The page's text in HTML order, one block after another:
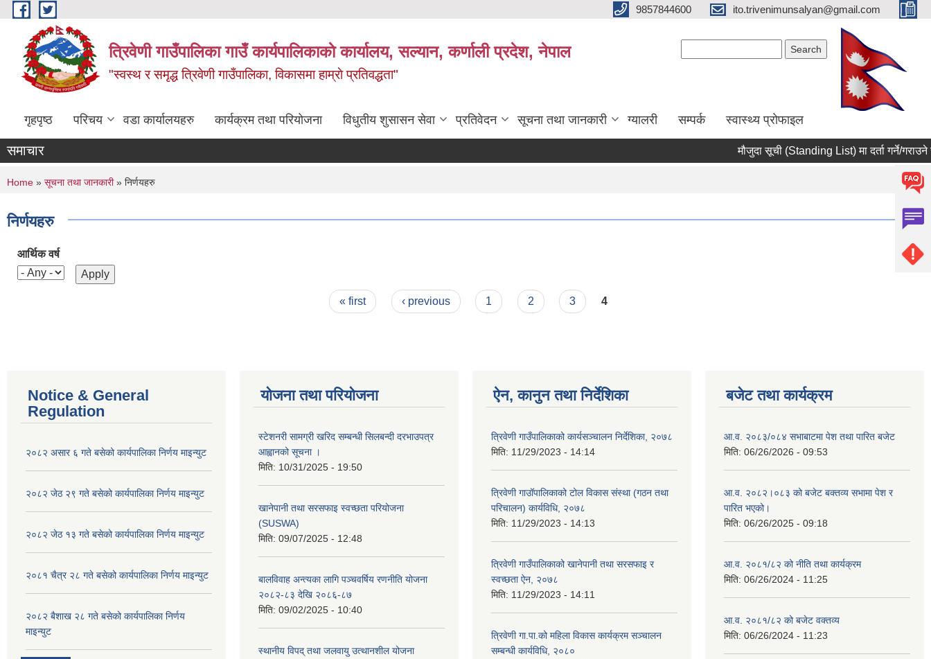
Skip to main content 9857844600 ito.trivenimunsalyan@gmail.com
त्रिवेणी गाउँपालिका गाउँ कार्यपालिकाकाे कार्यालय, सल्यान, कर्णाली प्रदेश, नेपाल
"स्वस्थ र समृद्ध त्रिवेणी गाउँपालिका, विकासमा हाम्राे प्रतिवद्धता"
गृहपृष्ठ परिचय वडा कार्यालयहरु कार्यक्रम तथा परियोजना विधुतीय शुसासन सेवा प्रतिवेदन सूचना तथा जानकारी ग्यालरी सम्पर्क स्वास्थ्य प्राेफाइल
समाचार मौजुदा सूची (Standing List) मा दर्ता गर्ने/गराउने
You are here
Home » सूचना तथा जानकारी» निर्णयहरु
निर्णयहरु
आर्थिक वर्ष
« first ‹ previous 1 2 3 4
Notice & General
Regulation
२०८२ असार ६ गते बसेको कार्यपालिका निर्णय माइन्युट
२०८२ जेठ २९ गते बसेको कार्यपालिका निर्णय माइन्युट
२०८२ जेठ १३ गते बसेको कार्यपालिका निर्णय माइन्युट
२०८१ चैत्र २८ गते बसेको कार्यपालिका निर्णय माइन्युट
२०८२ बैशाख २८ गते बसेको कार्यपालिका निर्णय
माइन्युट
योजना तथा परियोजना
स्टेशनरी सामग्री खरिद सम्बन्धी सिलबन्दी दरभाउपत्र
आह्वानको सूचना ।
मिति: 10/31/2025 - 19:50
खानेपानी तथा सरसफाइ स्वच्छता परियोजना
(SUSWA)
मिति: 09/07/2025 - 12:48
बालविवाह अन्त्यका लागि पञ्चवर्षिय रणनीति योजना
२०८२-८३ देखि २०८६-८७
मिति: 09/02/2025 - 10:40
स्थानीय विपद् तथा जलवायु उत्थानशील योजना
ऐन, कानुन तथा निर्देशिका
त्रिवेणी गाउँपालिकाको कार्यसञ्चालन निर्देशिका, २०७८
मिति: 11/29/2023 - 14:14
त्रिवेणी गाउॉपालिकाको टोल विकास संस्था (गठन तथा
परिचालन) कार्यविधि, २०७८
मिति: 11/29/2023 - 14:13
त्रिवेणी गाउँपालिकाको खानेपानी तथा सरसफाइ र
स्वच्छता ऐन, २०७८
मिति: 11/29/2023 - 14:11
त्रिवेणी गा.पा.को महिला विकास कार्यक्रम सञ्चालन
सम्बन्धी कार्यविधि, २०८०
बजेट तथा कार्यक्रम
आ.व. २०८३/०८४ सभाबाटमा पेश तथा पारित बजेट
मिति: 06/26/2026 - 09:53
आ‍.व. २०८२।०८३ को बजेट बक्तव्य सभामा पेश र
पारित भएको।
मिति: 06/26/2025 - 09:18
आ.व. २०८१/८२ को नीति तथा कार्यक्रम
मिति: 06/26/2024 - 11:25
आ.व. २०८१/८२ को बजेट वक्तव्य
मिति: 06/26/2024 - 11:23